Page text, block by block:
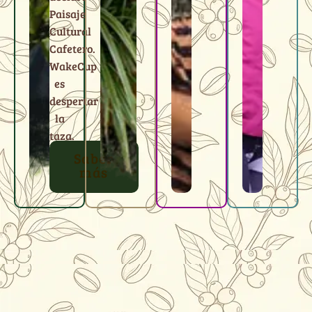
Paisaje
Cultural
Cafetero.
WakeCup
es
despertar
la
taza.
Saber
más